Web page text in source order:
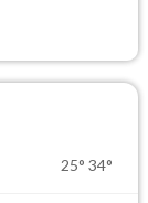
25° 34°